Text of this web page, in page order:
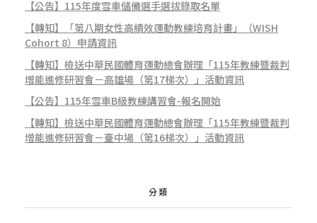
【公告】115年度雪車儲備選手選拔錄取名單
【轉知】「第八期女性高績效運動教練培育計畫」（WISH
Cohort 8）申請資訊
【轉知】檢送中華民國體育運動總會辦理「115年教練暨裁判
增能進修研習會－高雄場（第17梯次）」活動資訊
【公告】115年雪車B級教練講習會-報名開始
【轉知】檢送中華民國體育運動總會辦理「115年教練暨裁判
增能進修研習會－臺中場（第16梯次）」活動資訊
分類